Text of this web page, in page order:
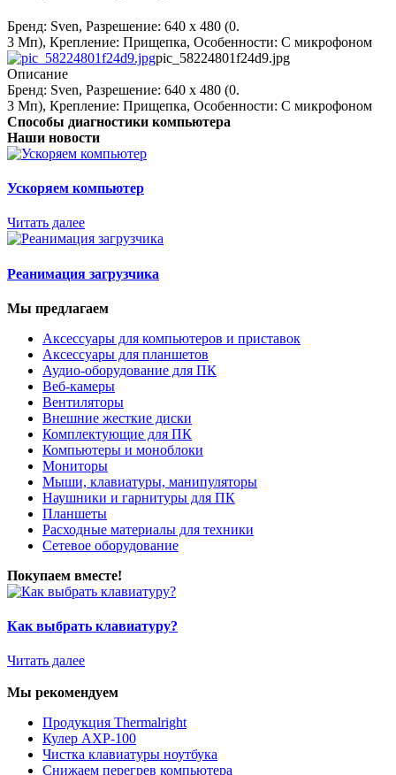
Бренд: Sven, Разрешение: 640 x 480 (0.
3 Мп), Крепление: Прищепка, Особенности: С микрофоном
pic_58224801f24d9.jpg
Описание
Бренд: Sven, Разрешение: 640 x 480 (0.
3 Мп), Крепление: Прищепка, Особенности: С микрофоном
Способы диагностики компьютера
Наши новости
Ускоряем компьютер
Читать далее
Реанимация загрузчика
Мы предлагаем
Аксессуары для компьютеров и приставок
Аксессуары для планшетов
Аудио-оборудование для ПК
Веб-камеры
Вентиляторы
Внешние жесткие диски
Комплектующие для ПК
Компьютеры и моноблоки
Мониторы
Мыши, клавиатуры, манипуляторы
Наушники и гарнитуры для ПК
Планшеты
Расходные материалы для техники
Сетевое оборудование
Покупаем вместе!
Как выбрать клавиатуру?
Читать далее
Мы рекомендуем
Продукция Thermalright
Кулер AXP-100
Чистка клавиатуры ноутбука
Снижаем перегрев компьютера